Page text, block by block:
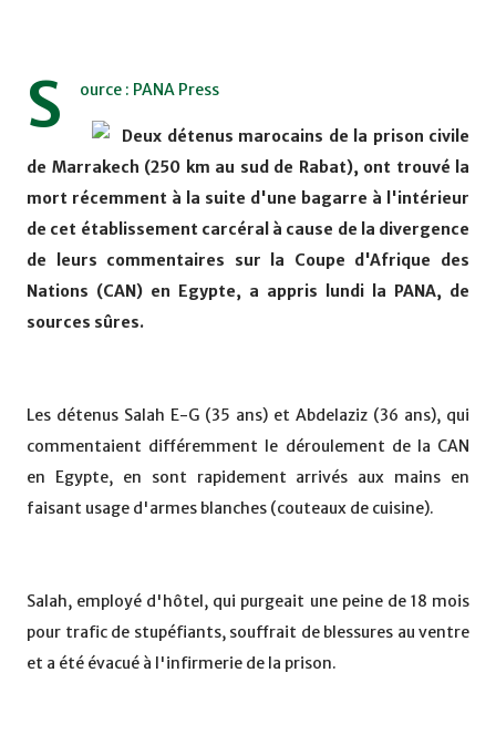
S ource : PANA Press
Deux détenus marocains de la prison civile
de Marrakech (250 km au sud de Rabat), ont trouvé la
mort récemment à la suite d'une bagarre à l'intérieur
de cet établissement carcéral à cause de la divergence
de leurs commentaires sur la Coupe d'Afrique des
Nations (CAN) en Egypte, a appris lundi la PANA, de
sources sûres.
Les détenus Salah E-G (35 ans) et Abdelaziz (36 ans), qui
commentaient différemment le déroulement de la CAN
en Egypte, en sont rapidement arrivés aux mains en
faisant usage d'armes blanches (couteaux de cuisine).
Salah, employé d'hôtel, qui purgeait une peine de 18 mois
pour trafic de stupéfiants, souffrait de blessures au ventre
et a été évacué à l'infirmerie de la prison.